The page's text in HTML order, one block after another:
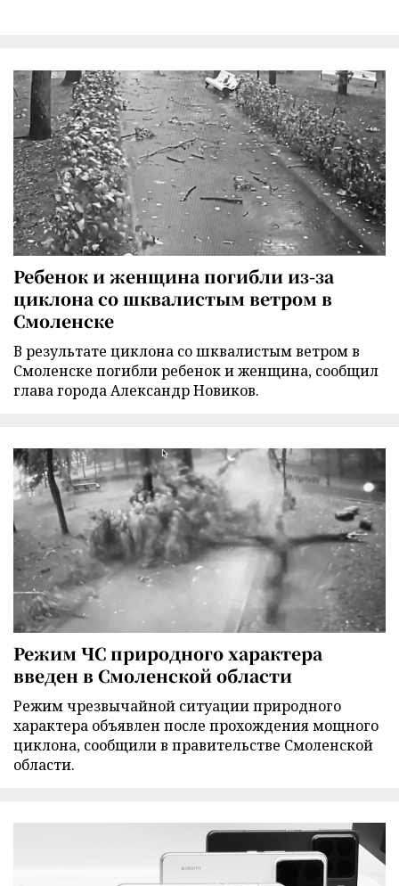
Ребенок и женщина погибли из-за
циклона со шквалистым ветром в
Смоленске
В результате циклона со шквалистым ветром в
Смоленске погибли ребенок и женщина, сообщил
глава города Александр Новиков.
Режим ЧС природного характера
введен в Смоленской области
Режим чрезвычайной ситуации природного
характера объявлен после прохождения мощного
циклона, сообщили в правительстве Смоленской
области.